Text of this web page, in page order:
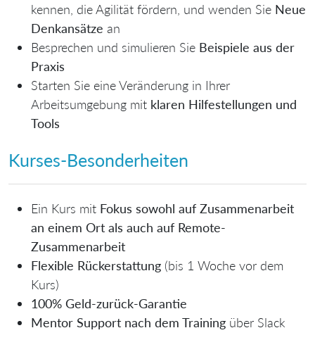
kennen, die Agilität fördern, und wenden Sie Neue
Denkansätze an
Besprechen und simulieren Sie Beispiele aus der
Praxis
Starten Sie eine Veränderung in Ihrer
Arbeitsumgebung mit klaren Hilfestellungen und
Tools
Kurses-Besonderheiten
Ein Kurs mit Fokus sowohl auf Zusammenarbeit
an einem Ort als auch auf Remote-
Zusammenarbeit
Flexible Rückerstattung (bis 1 Woche vor dem
Kurs)
100% Geld-zurück-Garantie
Mentor Support nach dem Training über Slack